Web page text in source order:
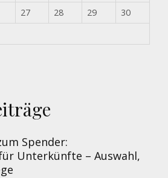
27 28 29
30
Spender:
Unterkünfte – Auswahl,